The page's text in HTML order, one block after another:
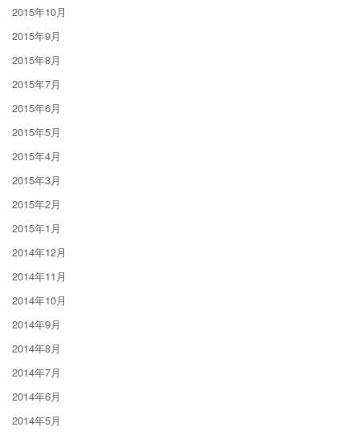
2015年10月
2015年9月
2015年8月
2015年7月
2015年6月
2015年5月
2015年4月
2015年3月
2015年2月
2015年1月
2014年12月
2014年11月
2014年10月
2014年9月
2014年8月
2014年7月
2014年6月
2014年5月